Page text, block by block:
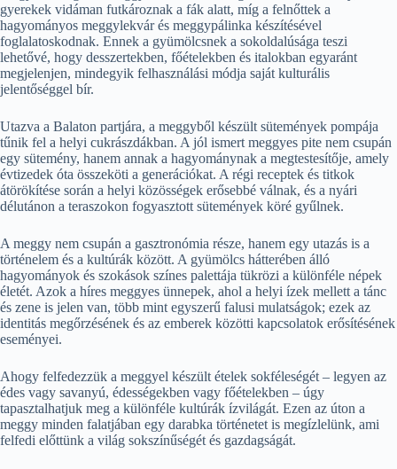
gyerekek vidáman futkároznak a fák alatt, míg a felnőttek a
hagyományos meggylekvár és meggypálinka készítésével
foglalatoskodnak. Ennek a gyümölcsnek a sokoldalúsága teszi
lehetővé, hogy desszertekben, főételekben és italokban egyaránt
megjelenjen, mindegyik felhasználási módja saját kulturális
jelentőséggel bír.
Utazva a Balaton partjára, a meggyből készült sütemények pompája
tűnik fel a helyi cukrászdákban. A jól ismert meggyes pite nem csupán
egy sütemény, hanem annak a hagyománynak a megtestesítője, amely
évtizedek óta összeköti a generációkat. A régi receptek és titkok
átörökítése során a helyi közösségek erősebbé válnak, és a nyári
délutánon a teraszokon fogyasztott sütemények köré gyűlnek.
A meggy nem csupán a gasztronómia része, hanem egy utazás is a
történelem és a kultúrák között. A gyümölcs hátterében álló
hagyományok és szokások színes palettája tükrözi a különféle népek
életét. Azok a híres meggyes ünnepek, ahol a helyi ízek mellett a tánc
és zene is jelen van, több mint egyszerű falusi mulatságok; ezek az
identitás megőrzésének és az emberek közötti kapcsolatok erősítésének
eseményei.
Ahogy felfedezzük a meggyel készült ételek sokféleségét – legyen az
édes vagy savanyú, édességekben vagy főételekben – úgy
tapasztalhatjuk meg a különféle kultúrák ízvilágát. Ezen az úton a
meggy minden falatjában egy darabka történetet is megízlelünk, ami
felfedi előttünk a világ sokszínűségét és gazdagságát.